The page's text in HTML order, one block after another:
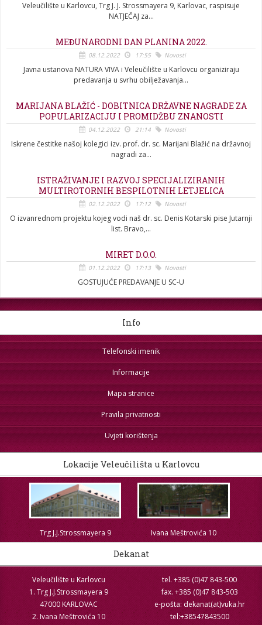
Veleučilište u Karlovcu, Trg J. J. Strossmayera 9, Karlovac, raspisuje
NATJEČAJ za...
MEĐUNARODNI DAN PLANINA 2022.
08.12.2022 17:55 Novosti
Javna ustanova NATURA VIVA i Veleučilište u Karlovcu organiziraju
predavanja u svrhu obilježavanja...
MARIJANA BLAŽIĆ - DOBITNICA DRŽAVNE NAGRADE ZA
POPULARIZACIJU I PROMIDŽBU ZNANOSTI
04.12.2022 21:14 Novosti
Iskrene čestitke našoj kolegici izv. prof. dr. sc. Marijani Blažić na državnoj
nagradi za...
ISTRAŽIVANJE I RAZVOJ SPECIJALIZIRANIH
MULTIROTORNIH BESPILOTNIH LETJELICA
02.12.2022 17:12 Novosti
O izvanrednom projektu kojeg vodi naš dr. sc. Denis Kotarski pise Jutarnji
list. Bravo,...
MIRET D.O.O.
01.12.2022 17:13 Novosti
GOSTUJUĆE PREDAVANJE U SC-U
Info
Telefonski imenik
Informacije
Mapa stranice
Pravila privatnosti
Uvjeti korištenja
Lokacije Veleučilišta u Karlovcu
Trg J.J.Strossmayera 9 Ivana Meštrovića 10
Dekanat
Veleučilište u Karlovcu
1. Trg J.J.Strossmayera 9
47000 KARLOVAC
2. Ivana Meštrovića 10
tel. +385 (0)47 843-500
fax. +385 (0)47 843-503
e-pošta: dekanat(at)vuka.hr
tel:+38547843500